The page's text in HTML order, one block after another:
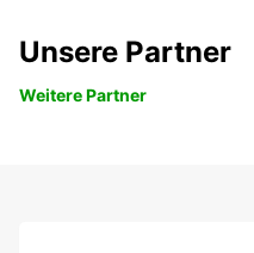
Unsere Partner
Weitere Partner